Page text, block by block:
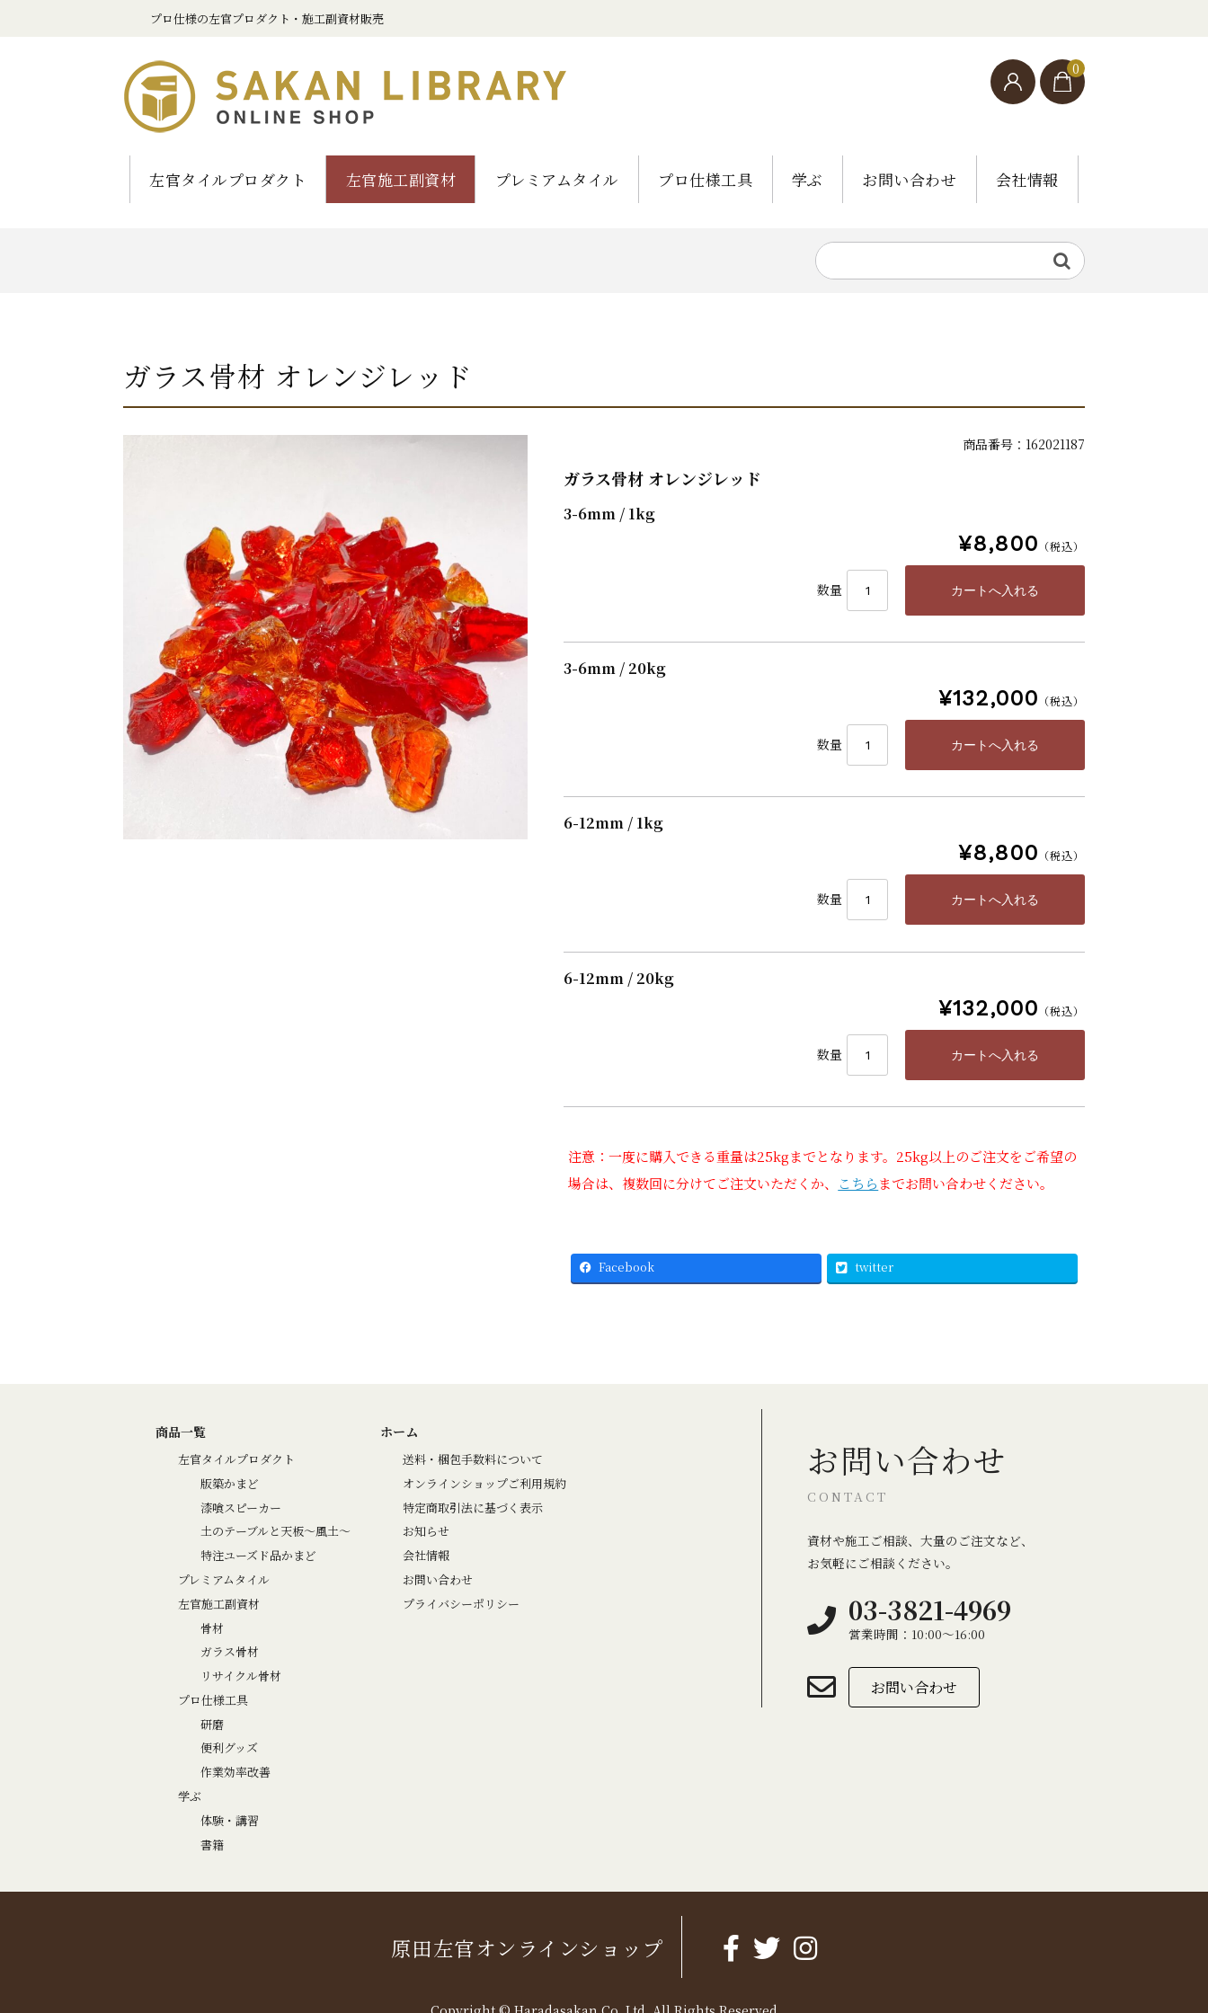
プロ仕様の左官プロダクト・施工副資材販売
0
左官タイルプロダクト 左官施工副資材 プレミアムタイル プロ仕様工具 学ぶ お問い合わせ 会社情報
ガラス骨材 オレンジレッド
商品番号：162021187
ガラス骨材 オレンジレッド
3-6mm / 1kg
¥8,800 （税込）
数量
3-6mm / 20kg
¥132,000 （税込）
数量
6-12mm / 1kg
¥8,800 （税込）
数量
6-12mm / 20kg
¥132,000 （税込）
数量
注意：一度に購入できる重量は25kgまでとなります。25kg以上のご注文をご希望の
場合は、複数回に分けてご注文いただくか、
こちらまでお問い合わせください。
Facebook twitter
商品一覧
左官タイルプロダクト
版築かまど
漆喰スピーカー
土のテーブルと天板～風土～
特注ユーズド品かまど
プレミアムタイル
左官施工副資材
骨材
ガラス骨材
リサイクル骨材
プロ仕様工具
研磨
便利グッズ
作業効率改善
学ぶ
体験・講習
書籍
ホーム
送料・梱包手数料について
オンラインショップご利用規約
特定商取引法に基づく表示
お知らせ
会社情報
お問い合わせ
プライバシーポリシー
お問い合わせ
CONTACT
資材や施工ご相談、大量のご注文など、
お気軽にご相談ください。
03-3821-4969
営業時間：10:00～16:00
お問い合わせ
原田左官オンラインショップ